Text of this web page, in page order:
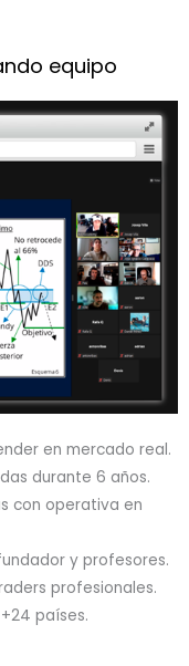
equipo
en mercado real.
durante 6 años.
con operativa en
y profesores.
profesionales.
países.